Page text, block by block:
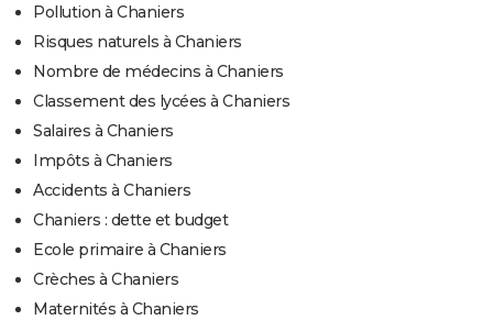
Pollution à Chaniers
Risques naturels à Chaniers
Nombre de médecins à Chaniers
Classement des lycées à Chaniers
Salaires à Chaniers
Impôts à Chaniers
Accidents à Chaniers
Chaniers : dette et budget
Ecole primaire à Chaniers
Crèches à Chaniers
Maternités à Chaniers